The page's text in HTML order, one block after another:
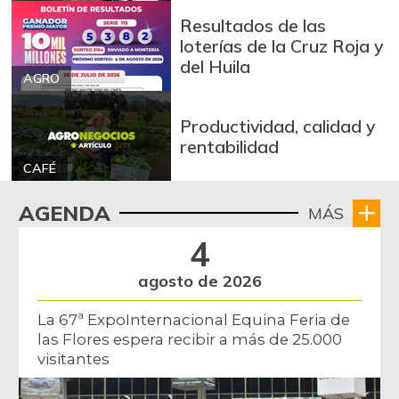
AGRO
Resultados de las
loterías de la Cruz Roja y
del Huila
CAFÉ
Productividad, calidad y
rentabilidad
AGENDA MÁS
4
agosto de 2026
La 67ª ExpoInternacional Equina Feria de
las Flores espera recibir a más de 25.000
visitantes